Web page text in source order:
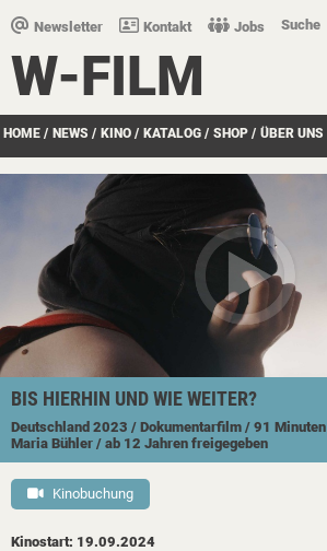
Newsletter Kontakt Jobs Suche
W-FILM
HOME / NEWS / KINO / KATALOG / SHOP / ÜBER UNS
BIS HIERHIN UND WIE WEITER?
Deutschland 2023 / Dokumentarfilm / 91 Minuten
Maria Bühler / ab 12 Jahren freigegeben
Kinobuchung
Kinostart: 19.09.2024